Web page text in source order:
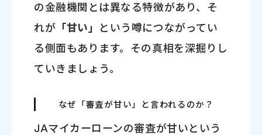
の金融機関とは異なる特徴があり、そ
れが 「甘い」
という噂につながってい
る側面もあります。その真相を深掘りし
ていきましょう。
なぜ「審査が甘い」と言われるのか？
JAマイカーローンの審査が甘いという